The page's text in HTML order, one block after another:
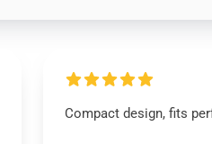
Compact design, fits